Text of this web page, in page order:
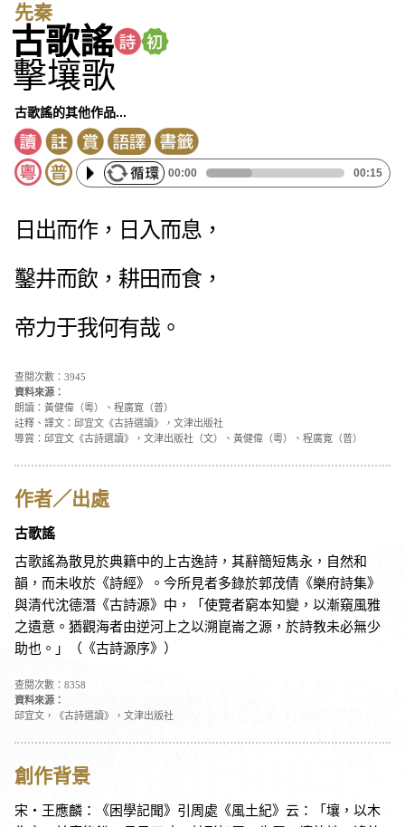
先秦
古歌謠
擊壤歌
古歌謠的其他作品...
00:00 00:15
日出而作，日入而息，
鑿井而飲，耕田而食，
帝力于我何有哉。
查閱次數：3945
資料來源：
朗讀：黃健偉（粵）、程廣寛（普）
註釋、譯文：邱宜文《古詩選讀》，文津出版社
導賞：邱宜文《古詩選讀》，文津出版社（文）、黃健偉（粵）、程廣寛（普）
作者／出處
古歌謠
古歌謠為散見於典籍中的上古逸詩，其辭簡短雋永，自然和
韻，而未收於《詩經》。今所見者多錄於郭茂倩《樂府詩集》
與清代沈德潛《古詩源》中，「使覽者窮本知變，以漸窺風雅
之遺意。猶觀海者由逆河上之以溯崑崙之源，於詩教未必無少
助也。」（《古詩源序》）
查閱次數：8358
資料來源：
邱宜文，《古詩選讀》，文津出版社
創作背景
宋・王應麟：《困學記聞》引周處《風土紀》云：「壤，以木